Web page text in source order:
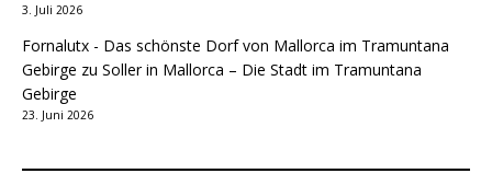
3. Juli 2026
Fornalutx - Das schönste Dorf von Mallorca im Tramuntana
Gebirge zu Soller in Mallorca – Die Stadt im Tramuntana
Gebirge
23. Juni 2026